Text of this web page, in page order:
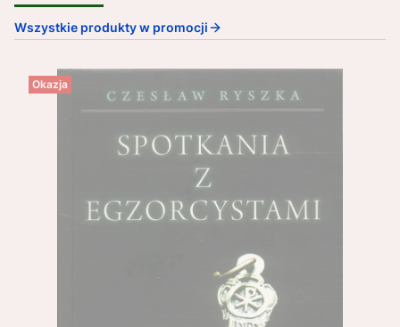
Wszystkie produkty w promocji
Okazja